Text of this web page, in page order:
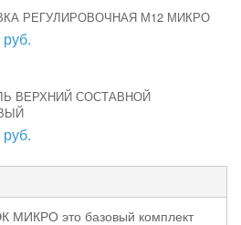
РЕГУЛИРОВОЧНАЯ М12 МИКРО
ВЕРХНИЙ СОСТАВНОЙ
МИКРО это базовый комплект